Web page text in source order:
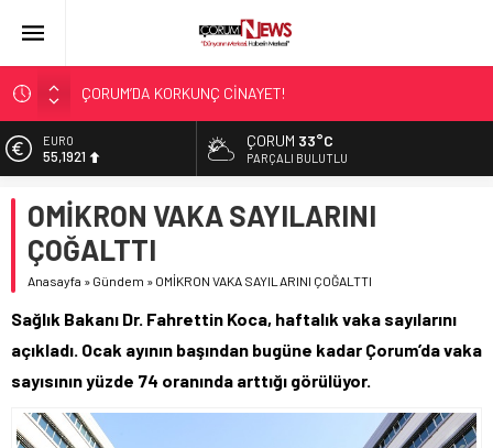
ÇORUM’DA KORKUNÇ CİNAYET!
ASLAN, CUMHURBAŞKANI BAŞDANIŞMANI OLDU
SIR PERDESİ ÇÖZÜLDÜ!
ÇATIDAN DÜŞTÜ!
EURO
55,1921
6.659,09
BİST
13.779,39
47,7155
ÇORUM 33°C
PARÇALI BULUTLU
OMİKRON VAKA SAYILARINI
ÇOĞALTTI
Anasayfa » Gündem » OMİKRON VAKA SAYILARINI ÇOĞALTTI
Sağlık Bakanı Dr. Fahrettin Koca, haftalık vaka sayılarını
açıkladı. Ocak ayının başından bugüne kadar Çorum’da vaka
sayısının yüzde 74 oranında arttığı görülüyor.